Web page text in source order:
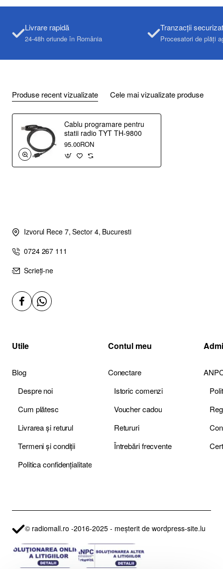
Livrare rapidă
24-48h oriunde în România
Tranzacții
Procesatori de plăți
Produse recent vizualizate Cele mai vizualizate produse
Cablu programare pentru
statii radio TYT TH-9800
95.00RON
Izvorul Rece 7, Sector 4, Bucuresti
0724 267 111
Scrieți-ne
Utile
Blog
Despre noi
Cum plătesc
Livrarea și returul
Termeni și condiții
Politica confidențialitate
Contul meu
Conectare
Istoric comenzi
Voucher cadou
Retururi
Întrebări frecvente
© radiomall.ro -2016-2025 - meșterit de wordpress-site.lu